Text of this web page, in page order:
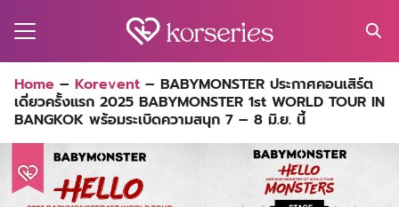
for:
Home – Korevent – BABYMONSTER ประกาศคอนเสิร์ต
เดี่ยวครั้งแรก 2025 BABYMONSTER 1st WORLD TOUR IN
BANGKOK พร้อมระเบิดความสนุก 7 – 8 มิ.ย. นี้